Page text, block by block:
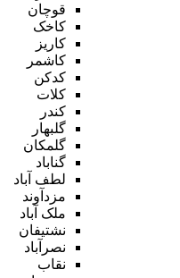
قوچان
کاخک
کاریز
کاشمر
کدکن
کلات
کندر
گلبهار
گلمکان
گناباد
لطف آباد
مزدآوند
ملک آباد
نشتیفان
نصرآباد
نقاب